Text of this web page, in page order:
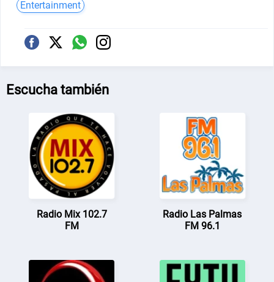
Entertainment
Escucha también
Radio Mix 102.7
FM
Radio Las Palmas
FM 96.1